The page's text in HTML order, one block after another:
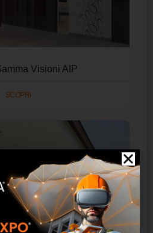
Visioni AIP
SCOPRI